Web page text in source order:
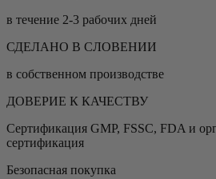
в течение 2-3 рабочих дней
СДЕЛАНО В СЛОВЕНИИ
в собственном производстве
ДОВЕРИЕ К КАЧЕСТВУ
Сертификация GMP, FSSC, FDA и
сертификация
Безопасная покупка